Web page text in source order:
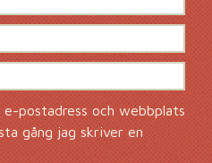
postadress och webbplats
gång jag skriver en